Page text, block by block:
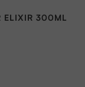
ELIXIR 300ML